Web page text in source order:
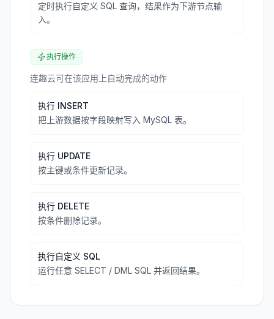
定时执行自定义 SQL 查询，结果作为下游节点输
入。
执行操作
连趣云可在该应用上自动完成的动作
执行 INSERT
把上游数据按字段映射写入 MySQL 表。
执行 UPDATE
按主键或条件更新记录。
执行 DELETE
按条件删除记录。
执行自定义 SQL
运行任意 SELECT / DML SQL 并返回结果。